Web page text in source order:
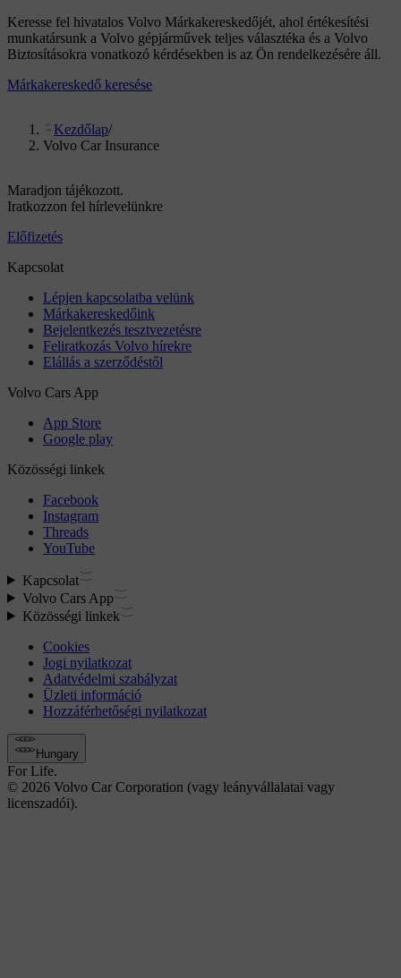
Keresse fel hivatalos Volvo Márkakereskedőjét, ahol értékesítési
munkatársunk a Volvo gépjárművek teljes választéka és a Volvo
Biztosításokra vonatkozó kérdésekben is az Ön rendelkezésére áll.
Márkakereskedő keresése
Kezdőlap/
Volvo Car Insurance